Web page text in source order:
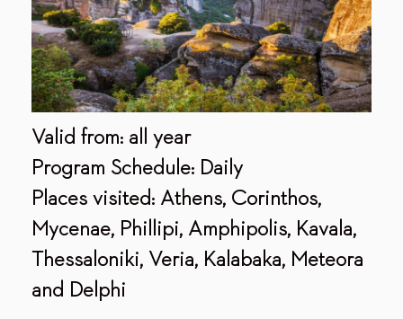
Valid from: all year
Program Schedule: Daily
Places visited: Athens, Corinthos,
Mycenae, Phillipi, Amphipolis, Kavala,
Thessaloniki, Veria, Kalabaka, Meteora
and Delphi